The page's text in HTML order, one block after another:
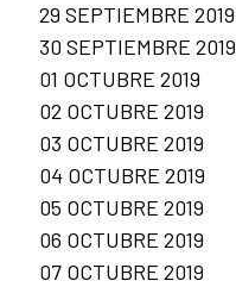
29 SEPTIEMBRE 2019
30 SEPTIEMBRE 2019
01 OCTUBRE 2019
02 OCTUBRE 2019
03 OCTUBRE 2019
04 OCTUBRE 2019
05 OCTUBRE 2019
06 OCTUBRE 2019
07 OCTUBRE 2019